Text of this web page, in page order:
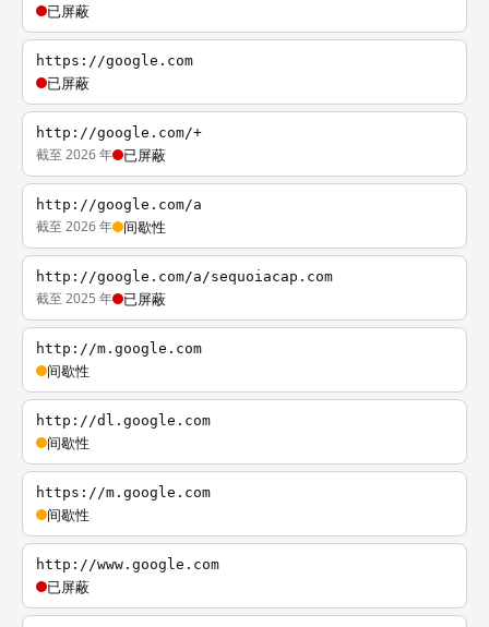
已屏蔽
https://google.com
已屏蔽
http://google.com/+
截至 2026 年 已屏蔽
http://google.com/a
截至 2026 年 间歇性
http://google.com/a/sequoiacap.com
截至 2025 年 已屏蔽
http://m.google.com
间歇性
http://dl.google.com
间歇性
https://m.google.com
间歇性
http://www.google.com
已屏蔽